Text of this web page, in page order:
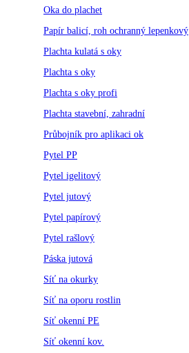
Oka do plachet
Papír balicí, roh ochranný lepenkový
Plachta kulatá s oky
Plachta s oky
Plachta s oky profi
Plachta stavební, zahradní
Průbojník pro aplikaci ok
Pytel PP
Pytel igelitový
Pytel jutový
Pytel papírový
Pytel rašlový
Páska jutová
Síť na okurky
Síť na oporu rostlin
Síť okenní PE
Síť okenní kov.